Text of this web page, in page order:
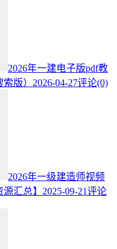
2026年一建电子版pdf教
版） 2026-04-27评论(0)
2026年一级建造师视频
汇总】 2025-09-21评论